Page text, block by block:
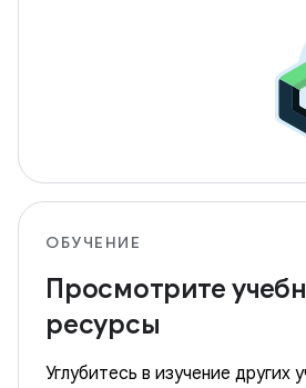
ОБУЧЕНИЕ
Просмотрите
ресурсы
Углубитесь в изучение других